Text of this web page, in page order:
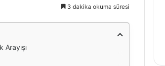
3 dakika okuma süresi